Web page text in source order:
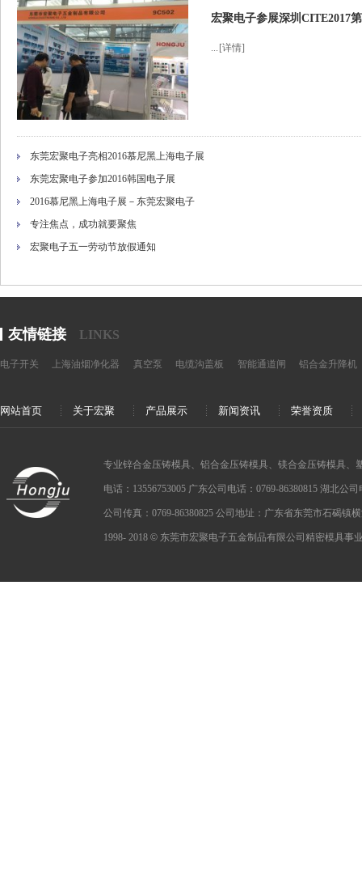
宏聚电子参展深圳CITE2017
... [详情]
东莞宏聚电子亮相2016慕尼黑上海电子展
东莞宏聚电子参加2016韩国电子展
2016慕尼黑上海电子展－东莞宏聚电子
专注焦点，成功就要聚焦
宏聚电子五一劳动节放假通知
友情链接 LINKS
电子开关 上海油烟净化器 真空泵 电缆沟盖板 智能通道闸 铝合金升降机
网站首页 关于宏聚 产品展示 新闻资讯 荣誉资质
专业锌合金压铸模具、铝合金压铸模具、镁合金压铸模具、
电话：13556753005 广东公司电话：0769-86380815 湖北公
公司传真：0769-86380825 公司地址：广东省东莞市石碣镇
1998- 2018 © 东莞市宏聚电子五金制品有限公司精密模具事